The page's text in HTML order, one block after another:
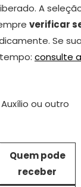
A
verificar
Se
consulte
ou outro
Quem pode
receber